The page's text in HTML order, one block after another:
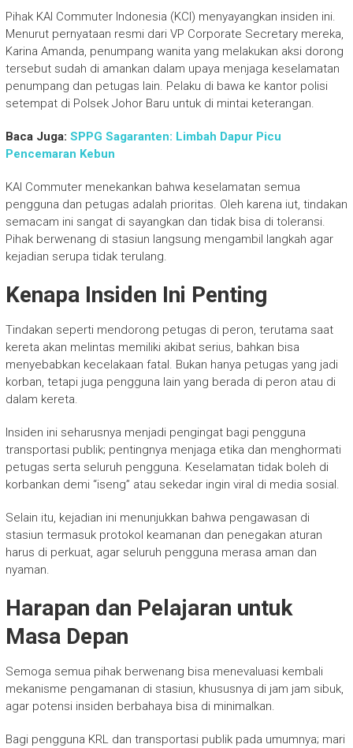
Pihak KAI Commuter Indonesia (KCI) menyayangkan insiden ini.
Menurut pernyataan resmi dari VP Corporate Secretary mereka,
Karina Amanda, penumpang wanita yang melakukan aksi dorong
tersebut sudah di amankan dalam upaya menjaga keselamatan
penumpang dan petugas lain. Pelaku di bawa ke kantor polisi
setempat di Polsek Johor Baru untuk di mintai keterangan.
Baca Juga: SPPG Sagaranten: Limbah Dapur Picu
Pencemaran Kebun
KAI Commuter menekankan bahwa keselamatan semua
pengguna dan petugas adalah prioritas. Oleh karena iut, tindakan
semacam ini sangat di sayangkan dan tidak bisa di toleransi.
Pihak berwenang di stasiun langsung mengambil langkah agar
kejadian serupa tidak terulang.
Kenapa Insiden Ini Penting
Tindakan seperti mendorong petugas di peron, terutama saat
kereta akan melintas memiliki akibat serius, bahkan bisa
menyebabkan kecelakaan fatal. Bukan hanya petugas yang jadi
korban, tetapi juga pengguna lain yang berada di peron atau di
dalam kereta.
Insiden ini seharusnya menjadi pengingat bagi pengguna
transportasi publik; pentingnya menjaga etika dan menghormati
petugas serta seluruh pengguna. Keselamatan tidak boleh di
korbankan demi “iseng” atau sekedar ingin viral di media sosial.
Selain itu, kejadian ini menunjukkan bahwa pengawasan di
stasiun termasuk protokol keamanan dan penegakan aturan
harus di perkuat, agar seluruh pengguna merasa aman dan
nyaman.
Harapan dan Pelajaran untuk
Masa Depan
Semoga semua pihak berwenang bisa menevaluasi kembali
mekanisme pengamanan di stasiun, khususnya di jam jam sibuk,
agar potensi insiden berbahaya bisa di minimalkan.
Bagi pengguna KRL dan transportasi publik pada umumnya; mari